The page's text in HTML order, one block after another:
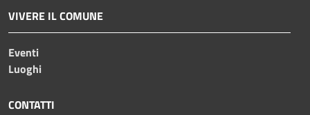
VIVERE IL COMUNE
Eventi
Luoghi
CONTATTI